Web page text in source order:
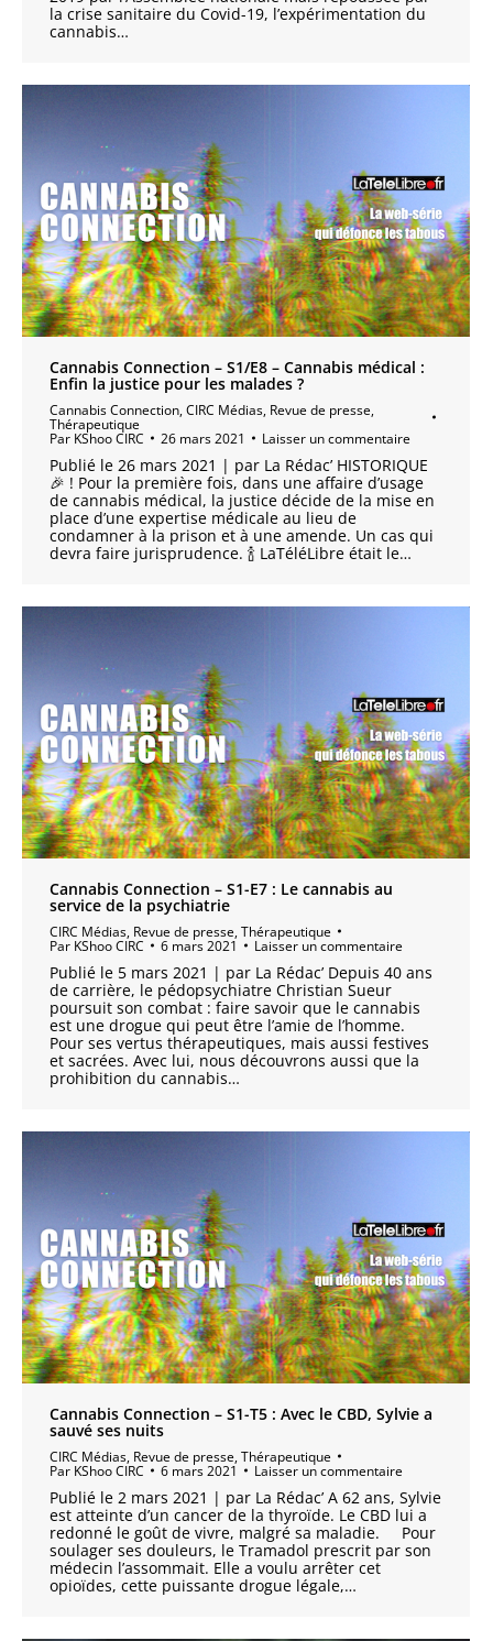
la crise sanitaire du Covid-19, l’expérimentation du
cannabis…
Cannabis Connection – S1/E8 – Cannabis médical :
Enfin la justice pour les malades ?
Cannabis Connection,CIRC Médias, Revue de presse,
Thérapeutique
Par KShoo CIRC 26 mars 2021 Laisser un commentaire
Publié le 26 mars 2021 | par La Rédac’ HISTORIQUE
🎉 ! Pour la première fois, dans une affaire d’usage
de cannabis médical, la justice décide de la mise en
place d’une expertise médicale au lieu de
condamner à la prison et à une amende. Un cas qui
devra faire jurisprudence. 🍾 LaTéléLibre était le…
Cannabis Connection – S1-E7 : Le cannabis au
service de la psychiatrie
CIRC Médias, Revue de presse,Thérapeutique
Par KShoo CIRC 6 mars 2021 Laisser un commentaire
Publié le 5 mars 2021 | par La Rédac’ Depuis 40 ans
de carrière, le pédopsychiatre Christian Sueur
poursuit son combat : faire savoir que le cannabis
est une drogue qui peut être l’amie de l’homme.
Pour ses vertus thérapeutiques, mais aussi festives
et sacrées. Avec lui, nous découvrons aussi que la
prohibition du cannabis…
Cannabis Connection – S1-T5 : Avec le CBD, Sylvie a
sauvé ses nuits
CIRC Médias, Revue de presse,Thérapeutique
Par KShoo CIRC 6 mars 2021 Laisser un commentaire
Publié le 2 mars 2021 | par La Rédac’ A 62 ans, Sylvie
est atteinte d’un cancer de la thyroïde. Le CBD lui a
redonné le goût de vivre, malgré sa maladie. Pour
soulager ses douleurs, le Tramadol prescrit par son
médecin l’assommait. Elle a voulu arrêter cet
opioïdes, cette puissante drogue légale,…